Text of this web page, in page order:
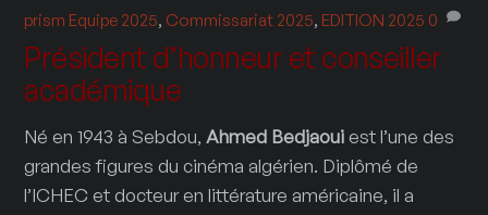
prism Equipe 2025, Commissariat 2025, EDITION 2025 0
Président d’honneur et conseiller
académique
Né en 1943 à Sebdou, Ahmed Bedjaouiest l’une des
grandes figures du cinéma algérien. Diplômé de
l’ICHEC et docteur en littérature américaine, il a